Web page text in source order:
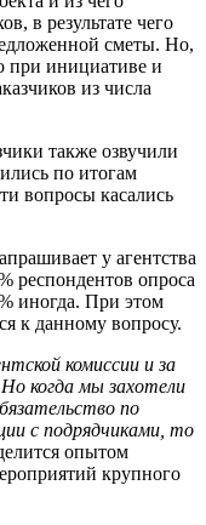
в результате чего
сметы. Но,
при инициативе и
из числа
также озвучили
по итогам
вопросы касались
у агентства
респондентов опроса
иногда. При этом
к данному вопросу.
комиссии и за
когда мы захотели
по
с подрядчиками, то
опытом
крупного